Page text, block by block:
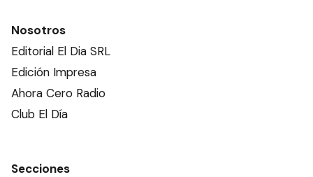
Nosotros
Editorial El Dia SRL
Edición Impresa
Ahora Cero Radio
Club El Día
Secciones